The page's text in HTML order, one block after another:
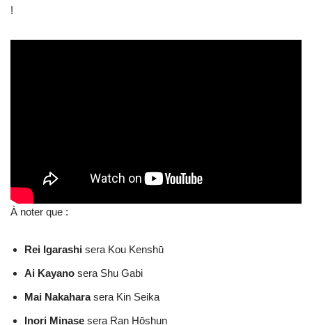
!
À noter que :
Rei Igarashi sera Kou Kenshū
Ai Kayano sera Shu Gabi
Mai Nakaharasera Kin Seika
Inori Minase sera Ran Hōshun